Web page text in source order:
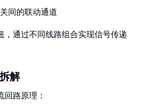
关间的联动通道
，通过不同线路组合实现信号传递
解
路原理：